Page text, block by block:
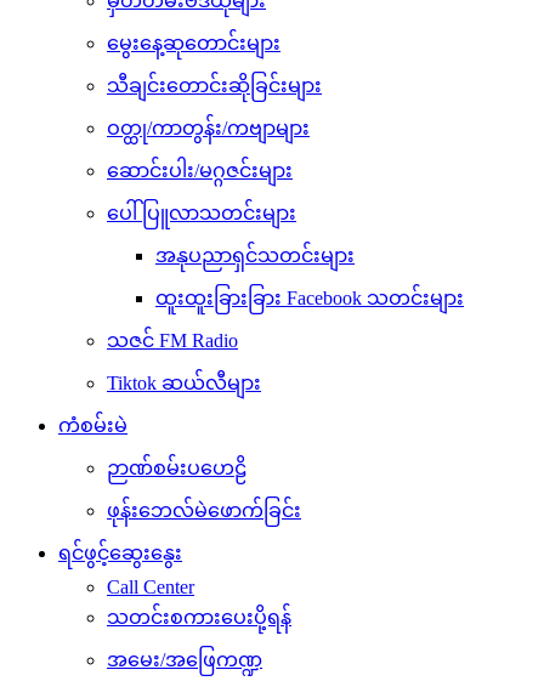
မွေးနေ့ဆုတောင်းများ
သီချင်းတောင်းဆိုခြင်းများ
ဝတ္ထု/ကာတွန်း/ကဗျာများ
ဆောင်းပါး/မဂ္ဂဇင်းများ
ပေါ်ပြူလာသတင်းများ
အနုပညာရှင်သတင်းများ
ထူးထူးခြားခြား Facebook သတင်းများ
သဇင် FM Radio
Tiktok ဆယ်လီများ
ကံစမ်းမဲ
ဉာဏ်စမ်းပဟေဠိ
ဖုန်းဘေလ်မဲဖောက်ခြင်း
ရင်ဖွင့်ဆွေးနွေး
Call Center
သတင်းစကားပေးပို့ရန်
အမေး/အဖြေကဏ္ဍ